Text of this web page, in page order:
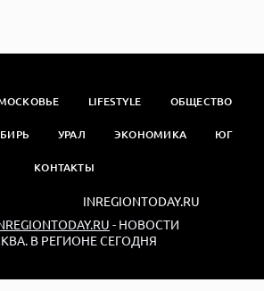
LIFESTYLE ОБЩЕСТВО
УРАЛ ЭКОНОМИКА ЮГ
КОНТАКТЫ
- НОВОСТИ
В РЕГИОНЕ СЕГОДНЯ